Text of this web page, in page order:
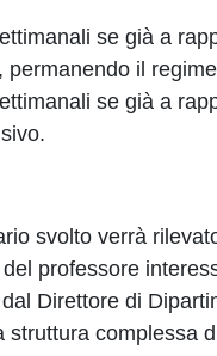
se già a
permanendo il
se già a
svolto verrà
professore
Direttore di
struttura complessa